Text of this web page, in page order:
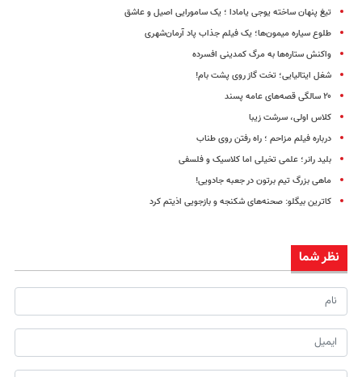
تیغ پنهان ساخته یوجی یامادا ؛ یک سامورایی اصیل و عاشق
طلوع سیاره میمون‌ها؛ یک فیلم جذاب پاد آرمان‌شهری
واکنش ستاره‌ها به مرگ‌ کمدینی افسرده
شغل ایتالیایی؛ تخت گاز روی پشت بام!
۲۰ سالگی قصه‌های عامه پسند
کلاس اولی، سرشت زیبا
درباره فیلم مزاحم ؛ راه رفتن روی طناب
بلید رانر؛ علمی تخیلی اما کلاسیک و فلسفی
ماهی بزرگ تیم برتون در جعبه جادویی!
کاترین بیگلو: صحنه‌های شکنجه و بازجویی اذیتم کرد
نظر شما